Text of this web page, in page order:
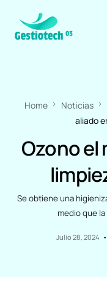
Home Noticias
aliado
Ozono el
Se obtiene una
medio que
Julio 28, 2024